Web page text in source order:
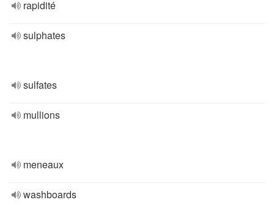
rapidité
sulphates
sulfates
mullions
meneaux
washboards